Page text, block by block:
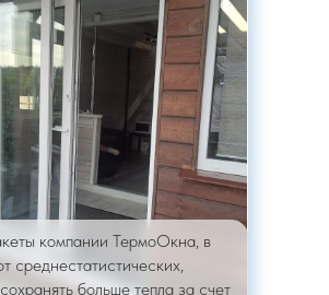
компании ТермоОкна, в
среднестатистических,
больше тепла за счет